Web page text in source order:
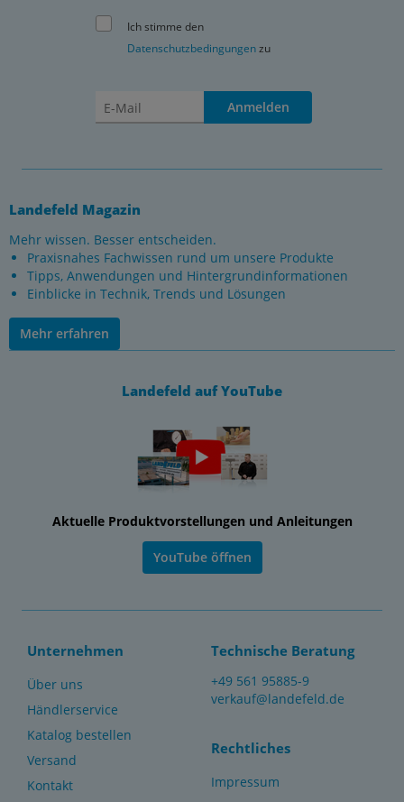
Ich stimme den
Datenschutzbedingungenzu
Anmelden
Landefeld Magazin
Mehr wissen. Besser entscheiden.
Praxisnahes Fachwissen rund um unsere Produkte
Tipps, Anwendungen und Hintergrundinformationen
Einblicke in Technik, Trends und Lösungen
Mehr erfahren
Landefeld auf YouTube
Aktuelle Produktvorstellungen und Anleitungen
YouTube öffnen
Unternehmen
Über uns
Händlerservice
Katalog bestellen
Versand
Kontakt
Technische Beratung
+49 561 95885-9
verkauf@landefeld.de
Rechtliches
Impressum